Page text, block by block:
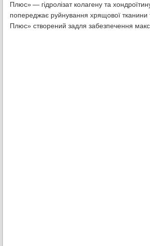
Плюс» — гідролізат колагену та
попереджає руйнування хрящової
Плюс» створений задля забезпечення